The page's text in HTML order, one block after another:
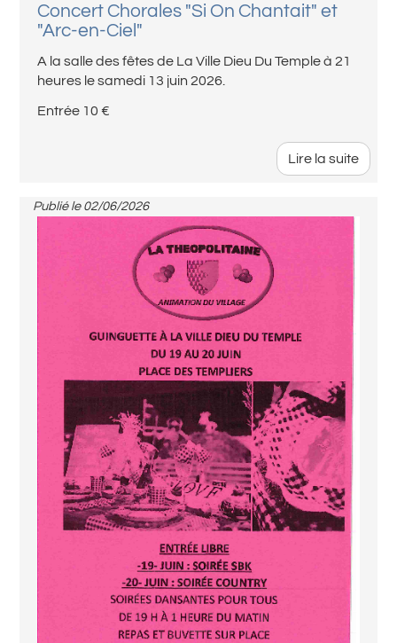
Concert Chorales "Si On Chantait" et
"Arc-en-Ciel"
A la salle des fêtes de La Ville Dieu Du Temple à 21
heures le samedi 13 juin 2026.
Entrée 10 €
Lire la suite
Publié le 02/06/2026